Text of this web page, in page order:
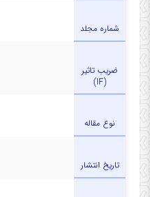
شماره مجلد
ضریب تاثیر
(IF)
نوع مقاله
تاریخ انتشار